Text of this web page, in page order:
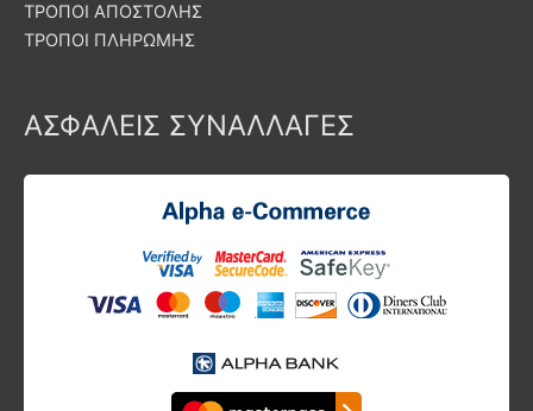
ΤΡΟΠΟΙ ΑΠΟΣΤΟΛΗΣ
ΤΡΟΠΟΙ ΠΛΗΡΩΜΗΣ
ΑΣΦΑΛΕΙΣ ΣΥΝΑΛΛΑΓΕΣ